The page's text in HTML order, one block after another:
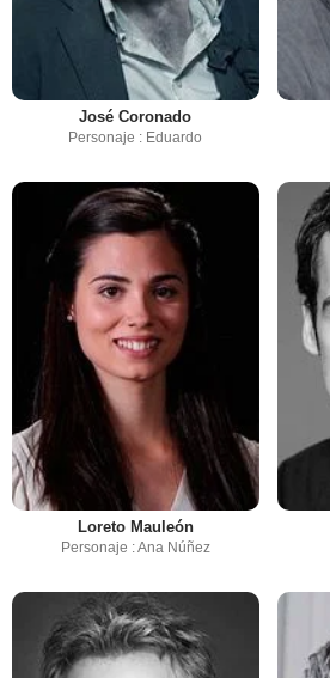
José Coronado
Personaje : Eduardo
Loreto Mauleón
Personaje : Ana Núñez